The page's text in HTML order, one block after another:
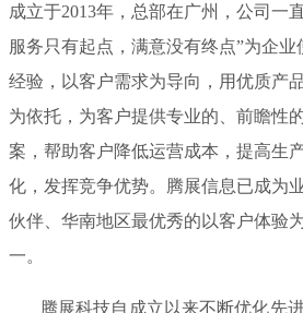
成立于2013年，总部在广州，公司一
服务只有起点，满意没有终点”为企
经验，以客户需求为导向，用优质产
为依托，为客户提供专业的、前瞻性
案，帮助客户降低运营成本，提高生
化，发挥竞争优势。腾展信息已成为
伙伴、华南地区最优秀的以客户体验
一。
腾展科技自成立以来不断优化先进